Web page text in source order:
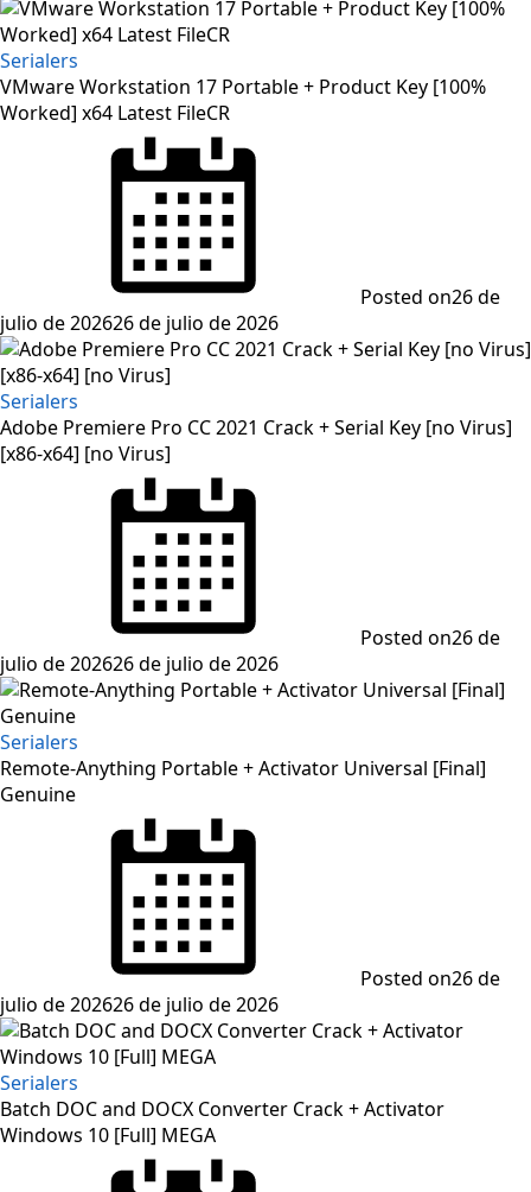
Serialers
VMware Workstation 17 Portable + Product Key [100%
Worked] x64 Latest FileCR
Posted on26 de
julio de 202626 de julio de 2026
Serialers
Adobe Premiere Pro CC 2021 Crack + Serial Key [no Virus]
[x86-x64] [no Virus]
Posted on26 de
julio de 202626 de julio de 2026
Serialers
Remote-Anything Portable + Activator Universal [Final]
Genuine
Posted on26 de
julio de 202626 de julio de 2026
Serialers
Batch DOC and DOCX Converter Crack + Activator
Windows 10 [Full] MEGA